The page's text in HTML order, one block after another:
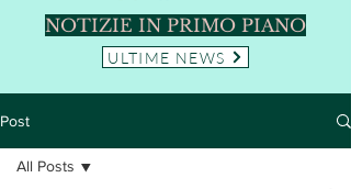
NOTIZIE IN PRIMO PIANO
ULTIME NEWS
Post
All Posts